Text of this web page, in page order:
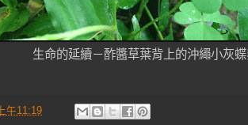
生命的延續－酢醬草葉背上的沖繩小灰蝶
上午11:19